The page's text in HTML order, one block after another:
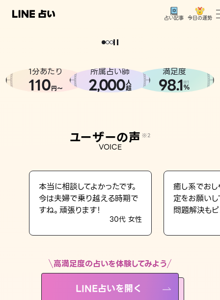
占い記事 今日の運勢
相談事例
LINE占いを開く
※LINEアプリ内のサービスページへ遷移します
どうせなら
。
1分あたり
110円〜
所属占い師
2,000人
超
満足度
98.1※1
%
ユーザーの声 ※2
VOICE
本当に相談してよかったです。
今は夫婦で乗り越える時期で
すね。頑張ります！
30代 女性
癒し系でおし
定をお願い
問題解決もピ
高満足度の占いを体験してみよう
LINE占いを開く